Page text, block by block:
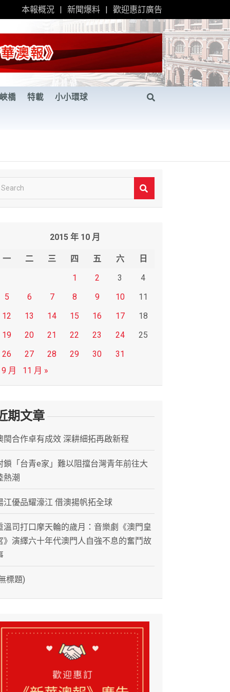
本報概況 新聞爆料 歡迎惠訂廣告
橋 特載 小小環球
2015 年 10 月
一 二 三 四 五 六
日
1
2 3
4
5
6 7 8 9 10
11
12
13 14 15 16 17
18
19
20 21 22 23 24
25
26
27 28 29 30
31
月
11 月 »
期文章
閩合作卓有成效 深耕細拓再啟新程
鎖「台青e家」難以阻擋台灣青年前往大
熱潮
江優品耀濠江 借澳揚帆拓全球
溫司打口摩天輪的歲月：音樂劇《澳門皇
》演繹六十年代澳門人自強不息的奮鬥故
標題)